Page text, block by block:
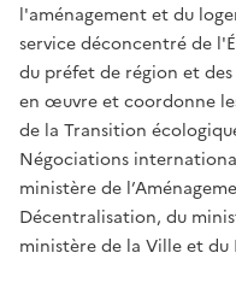
l'aménagement et du
service déconcentré de
du préfet de région et
en œuvre et coordonne
de la Transition
Négociations
ministère de
Décentralisation, du
ministère de la Ville et du